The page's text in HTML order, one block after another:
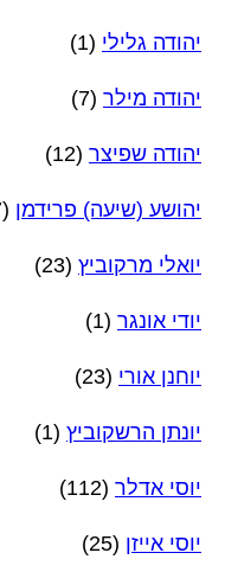
יהודה גלילי (1)
יהודה מילר (7)
יהודה שפיצר (12)
יהושע (שיעה) פרידמן (17)
יואלי מרקוביץ (23)
יודי אונגר (1)
יוחנן אורי (23)
יונתן הרשקוביץ (1)
יוסי אדלר (112)
יוסי אייזן (25)